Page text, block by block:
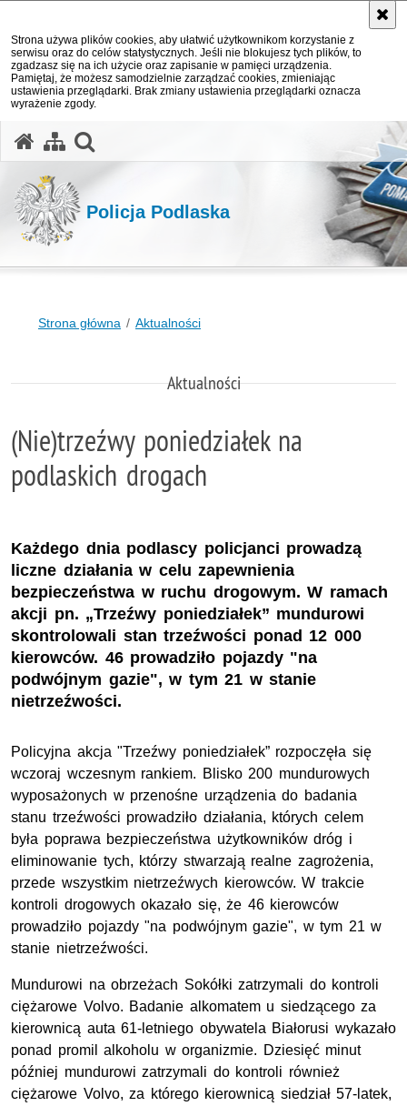
Strona używa plików cookies, aby ułatwić użytkownikom korzystanie z
serwisu oraz do celów statystycznych. Jeśli nie blokujesz tych plików, to
zgadzasz się na ich użycie oraz zapisanie w pamięci urządzenia.
Pamiętaj, że możesz samodzielnie zarządzać cookies, zmieniając
ustawienia przeglądarki. Brak zmiany ustawienia przeglądarki oznacza
wyrażenie zgody.
Policja Podlaska
Strona główna Aktualności
Aktualności
(Nie)trzeźwy poniedziałek na
podlaskich drogach
Każdego dnia podlascy policjanci prowadzą
liczne działania w celu zapewnienia
bezpieczeństwa w ruchu drogowym. W ramach
akcji pn. „Trzeźwy poniedziałek” mundurowi
skontrolowali stan trzeźwości ponad 12 000
kierowców. 46 prowadziło pojazdy "na
podwójnym gazie", w tym 21 w stanie
nietrzeźwości.
Policyjna akcja "Trzeźwy poniedziałek” rozpoczęła się
wczoraj wczesnym rankiem. Blisko 200 mundurowych
wyposażonych w przenośne urządzenia do badania
stanu trzeźwości prowadziło działania, których celem
była poprawa bezpieczeństwa użytkowników dróg i
eliminowanie tych, którzy stwarzają realne zagrożenia,
przede wszystkim nietrzeźwych kierowców. W trakcie
kontroli drogowych okazało się, że 46 kierowców
prowadziło pojazdy "na podwójnym gazie", w tym 21 w
stanie nietrzeźwości.
Mundurowi na obrzeżach Sokółki zatrzymali do kontroli
ciężarowe Volvo. Badanie alkomatem u siedzącego za
kierownicą auta 61-letniego obywatela Białorusi wykazało
ponad promil alkoholu w organizmie. Dziesięć minut
później mundurowi zatrzymali do kontroli również
ciężarowe Volvo, za którego kierownicą siedział 57-latek,